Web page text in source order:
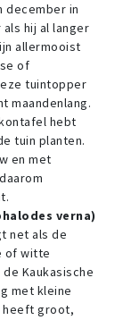
december in
hij al langer
allermooist
of
tuintopper
maandenlang.
hebt
tuin planten.
en met
verna)
net als de
of witte
Kaukasische
met kleine
heeft groot,